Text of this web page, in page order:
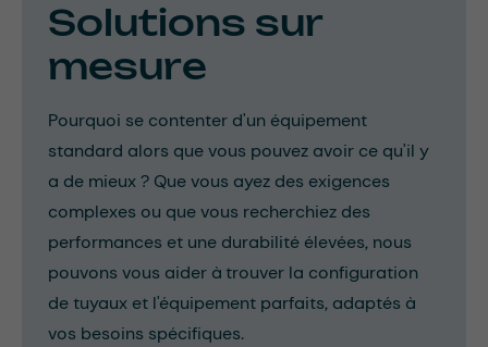
Solutions sur
mesure
Pourquoi se contenter d'un équipement
standard alors que vous pouvez avoir ce qu'il y
a de mieux ? Que vous ayez des exigences
complexes ou que vous recherchiez des
performances et une durabilité élevées, nous
pouvons vous aider à trouver la configuration
de tuyaux et l'équipement parfaits, adaptés à
vos besoins spécifiques.